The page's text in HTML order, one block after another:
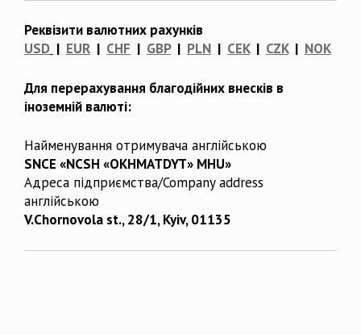
Реквізити валютних рахунків
USD | EUR | CHF | GBP| PLN | CEK| CZK| NOK
Для перерахування благодійних внесків в
іноземній валюті:
Найменування отримувача англійською
SNCE «NCSH «OKHMATDYT» MHU»
Адреса підприємства/Company address
англійською
V.Chornovola st., 28/1, Kyiv, 01135